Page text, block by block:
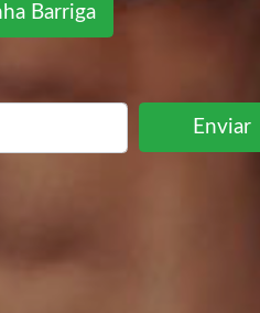
Barriga
Enviar